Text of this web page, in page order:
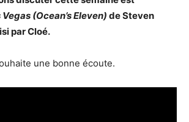
Vegas (Ocean’s Eleven) deSteven
par Cloé.
une bonne écoute.